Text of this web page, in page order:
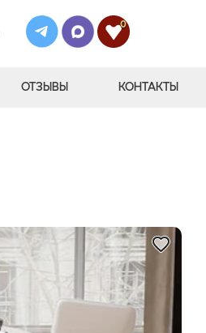
0
ОТЗЫВЫ КОНТАКТЫ